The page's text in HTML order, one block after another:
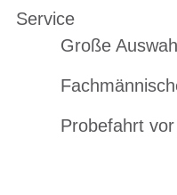
Service
Große
Probefahrt